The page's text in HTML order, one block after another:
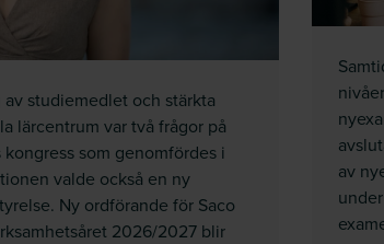
studiemedlet och stärkta
lärcentrum var två frågor på
kongress som genomfördes i
valde också en ny
Ny ordförande för Saco
2026/2027 blir
av